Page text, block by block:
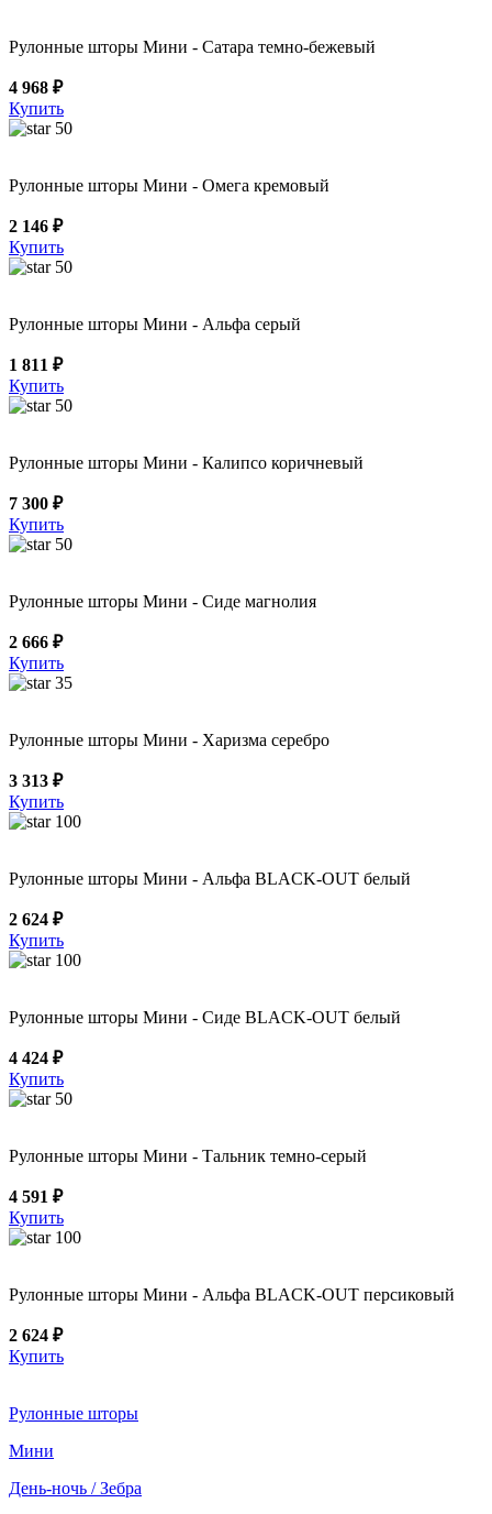
Рулонные шторы Мини - Сатара темно-бежевый
4 968 ₽
Купить
50
Рулонные шторы Мини - Омега кремовый
2 146 ₽
Купить
50
Рулонные шторы Мини - Альфа серый
1 811 ₽
Купить
50
Рулонные шторы Мини - Калипсо коричневый
7 300 ₽
Купить
50
Рулонные шторы Мини - Сиде магнолия
2 666 ₽
Купить
35
Рулонные шторы Мини - Харизма серебро
3 313 ₽
Купить
100
Рулонные шторы Мини - Альфа BLACK-OUT белый
2 624 ₽
Купить
100
Рулонные шторы Мини - Сиде BLACK-OUT белый
4 424 ₽
Купить
50
Рулонные шторы Мини - Тальник темно-серый
4 591 ₽
Купить
100
Рулонные шторы Мини - Альфа BLACK-OUT персиковый
2 624 ₽
Купить
Рулонные шторы
Мини
День-ночь / Зебра